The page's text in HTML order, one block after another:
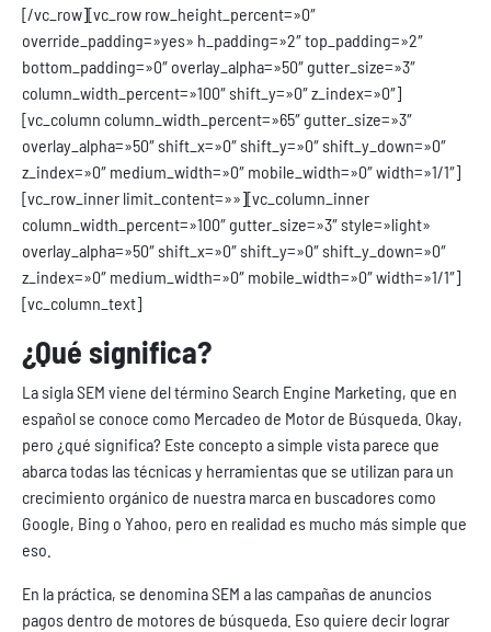
[/vc_row][vc_row row_height_percent=»0″
override_padding=»yes» h_padding=»2″ top_padding=»2″
bottom_padding=»0″ overlay_alpha=»50″ gutter_size=»3″
column_width_percent=»100″ shift_y=»0″ z_index=»0″]
[vc_column column_width_percent=»65″ gutter_size=»3″
overlay_alpha=»50″ shift_x=»0″ shift_y=»0″ shift_y_down=»0″
z_index=»0″ medium_width=»0″ mobile_width=»0″ width=»1/1″]
[vc_row_inner limit_content=»»][vc_column_inner
column_width_percent=»100″ gutter_size=»3″ style=»light»
overlay_alpha=»50″ shift_x=»0″ shift_y=»0″ shift_y_down=»0″
z_index=»0″ medium_width=»0″ mobile_width=»0″ width=»1/1″]
[vc_column_text]
¿Qué significa?
La sigla SEM viene del término Search Engine Marketing, que en
español se conoce como Mercadeo de Motor de Búsqueda. Okay,
pero ¿qué significa? Este concepto a simple vista parece que
abarca todas las técnicas y herramientas que se utilizan para un
crecimiento orgánico de nuestra marca en buscadores como
Google, Bing o Yahoo, pero en realidad es mucho más simple que
eso.
En la práctica, se denomina SEM a las campañas de anuncios
pagos dentro de motores de búsqueda. Eso quiere decir lograr